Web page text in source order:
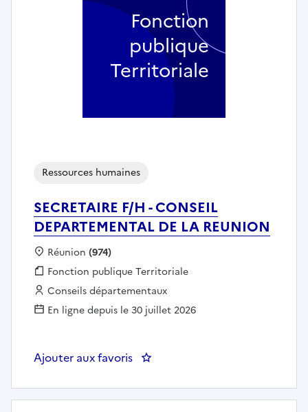
SECRETAIRE F/H - CONSEIL
DEPARTEMENTAL DE LA REUNION
Ressources humaines
Localisation :
Réunion (974)
Fonction publique :
Fonction publique Territoriale
Employeur :
Conseils départementaux
En ligne depuis le 30 juillet 2026
Ajouter aux favoris
Fonction
publique
Territoriale